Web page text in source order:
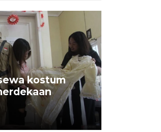
kostum